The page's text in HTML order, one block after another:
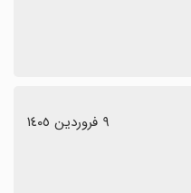
٩ فروردین ١٤٠٥